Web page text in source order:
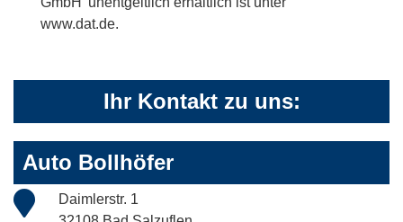
www.dat.de.
Ihr Kontakt zu uns:
Auto Bollhöfer
Daimlerstr. 1